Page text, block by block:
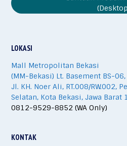
LOKASI
Mall Metropolitan Bekasi
(MM-Bekasi) Lt. Basement BS-06,
Jl. KH. Noer Ali, RT.008/RW.002,
Selatan, Kota Bekasi, Jawa Barat
0812-9529-8852 (WA Only)
KONTAK